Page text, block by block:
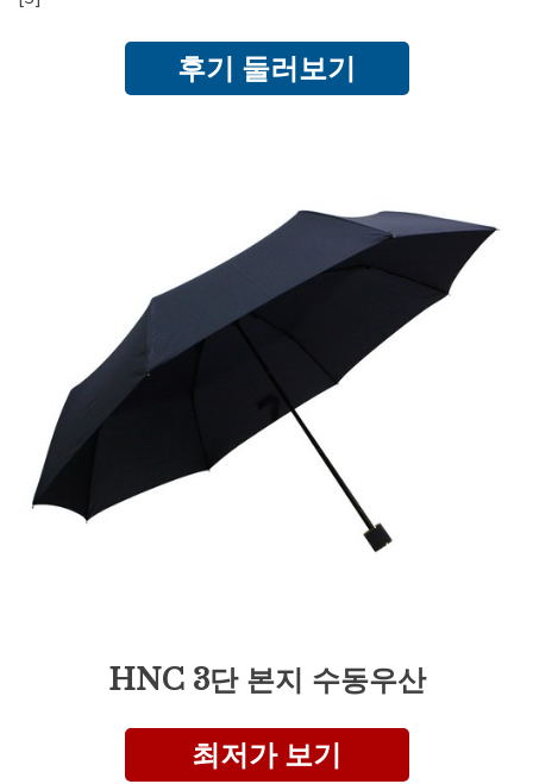
후기 둘러보기
HNC 3단 본지 수동우산
최저가 보기